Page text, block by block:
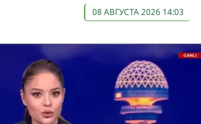
08 АВГУСТА 2026 14:03